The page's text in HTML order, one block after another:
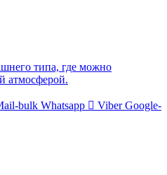
типа, где можно
атмосферой.
bulk Whatsapp Viber Google-